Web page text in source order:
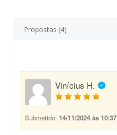
Propostas (4)
Vinícius H.
Submetido: 14/11/2024 às 10:37